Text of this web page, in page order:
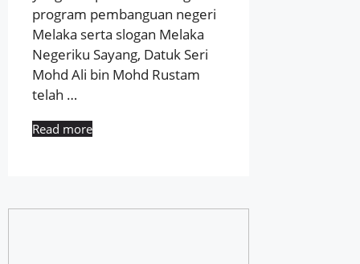
program pembanguan negeri
Melaka serta slogan Melaka
Negeriku Sayang, Datuk Seri
Mohd Ali bin Mohd Rustam
telah …
Read more